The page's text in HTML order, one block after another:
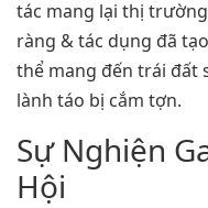
tác mang lại thị
ràng & tác dụng đã
thể mang đến trái đất
lành táo bị cắm tợn.
Sự Nghiện
Hội